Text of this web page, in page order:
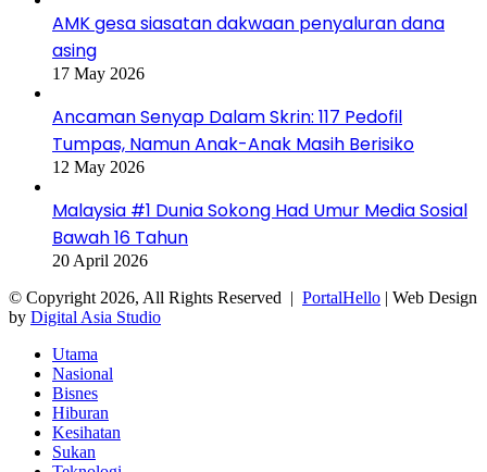
AMK gesa siasatan dakwaan penyaluran dana
asing
17 May 2026
Ancaman Senyap Dalam Skrin: 117 Pedofil
Tumpas, Namun Anak-Anak Masih Berisiko
12 May 2026
Malaysia #1 Dunia Sokong Had Umur Media Sosial
Bawah 16 Tahun
20 April 2026
© Copyright 2026, All Rights Reserved | PortalHello | Web Design
by Digital Asia Studio
Utama
Nasional
Bisnes
Hiburan
Kesihatan
Sukan